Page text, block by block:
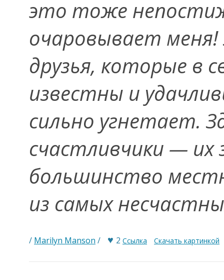
это тоже
очаровывает меня!
друзья, которые в
известны и
сильно угнетает.
счастливчики — их
большинство
из самых
/ Marilyn Manson / ♥ 2 Ссылка Скачать картинкой